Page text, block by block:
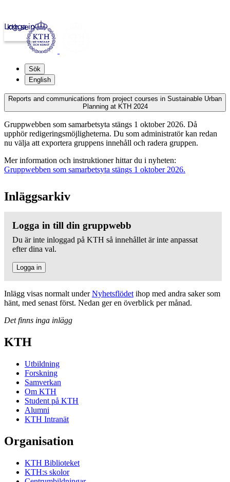
kth.se
Logga in
Sök
English
Reports and communications from project courses in Sustainable Urban
Planning at KTH 2024
Gruppwebben som samarbetsyta stängs 1 oktober 2026. Då
upphör redigeringsmöjligheterna. Du som administratör kan redan
nu välja att exportera gruppens innehåll och radera gruppen.
Mer information och instruktioner hittar du i nyheten:
Gruppwebben som samarbetsyta stängs 1 oktober 2026.
Inläggsarkiv
Logga in till din gruppwebb
Du är inte inloggad på KTH så innehållet är inte anpassat
efter dina val.
Logga in
Inlägg visas normalt underNyhetsflödet ihop med andra saker som
hänt, med senast först. Nedan ger en överblick per månad.
Det finns inga inlägg
KTH
Utbildning
Forskning
Samverkan
Om KTH
Student på KTH
Alumni
KTH Intranät
Organisation
KTH Biblioteket
KTH:s skolor